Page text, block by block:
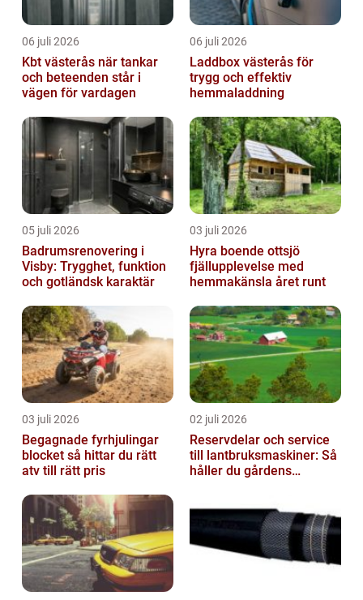
06 juli 2026
Kbt västerås när tankar
och beteenden står i
vägen för vardagen
06 juli 2026
Laddbox västerås för
trygg och effektiv
hemmaladdning
05 juli 2026
Badrumsrenovering i
Visby: Trygghet, funktion
och gotländsk karaktär
03 juli 2026
Hyra boende ottsjö
fjällupplevelse med
hemmakänsla året runt
03 juli 2026
Begagnade fyrhjulingar
blocket så hittar du rätt
atv till rätt pris
02 juli 2026
Reservdelar och service
till lantbruksmaskiner: Så
håller du gårdens